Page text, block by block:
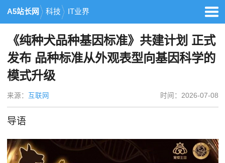
A5站长网 科技 IT业界
《纯种犬品种基因标准》共建计划 正式
发布 品种标准从外观表型向基因科学的
模式升级
来源： 互联网 时间：2026-07-08
导语